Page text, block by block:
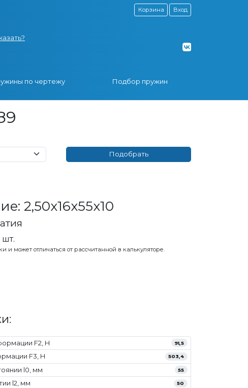
Корзина Вход
по чертежу Подбор пружин
2,50x16x55x10
шт.
может отличаться от рассчитанной в калькуляторе.
F2, Н 91,5
F3, Н 503,4
l0, мм 55
l2, мм 50